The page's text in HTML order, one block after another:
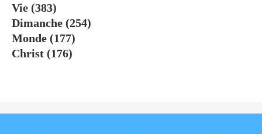
Vie (383)
Dimanche (254)
Monde (177)
Christ (176)